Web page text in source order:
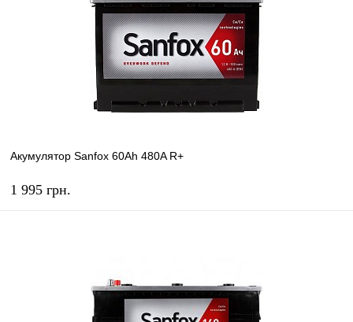
Акумулятор Sanfox 60Ah 480A R+
1 995 грн.